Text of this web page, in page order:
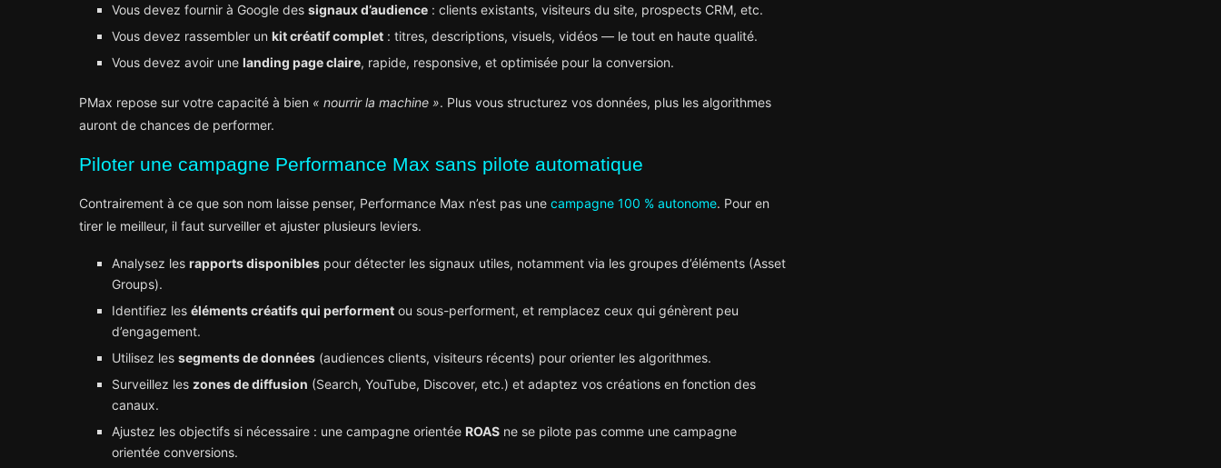
Vous devez fournir à Google des signaux d’audience : clients existants, visiteurs du site, prospects CRM, etc.
Vous devez rassembler un kit créatif complet : titres, descriptions, visuels, vidéos — le tout en haute qualité.
Vous devez avoir une landing page claire, rapide, responsive, et optimisée pour la conversion.
PMax repose sur votre capacité à bien « nourrir la machine ». Plus vous structurez vos données, plus les algorithmes
auront de chances de performer.
Piloter une campagne Performance Max sans pilote automatique
Contrairement à ce que son nom laisse penser, Performance Max n’est pas une campagne 100 % autonome. Pour en
tirer le meilleur, il faut surveiller et ajuster plusieurs leviers.
Analysez les rapports disponibles pour détecter les signaux utiles, notamment via les groupes d’éléments (Asset
Groups).
Identifiez les éléments créatifs qui performent ou sous-performent, et remplacez ceux qui génèrent peu
d’engagement.
Utilisez les segments de données (audiences clients, visiteurs récents) pour orienter les algorithmes.
Surveillez les zones de diffusion (Search, YouTube, Discover, etc.) et adaptez vos créations en fonction des
canaux.
Ajustez les objectifs si nécessaire : une campagne orientée ROAS ne se pilote pas comme une campagne
orientée conversions.